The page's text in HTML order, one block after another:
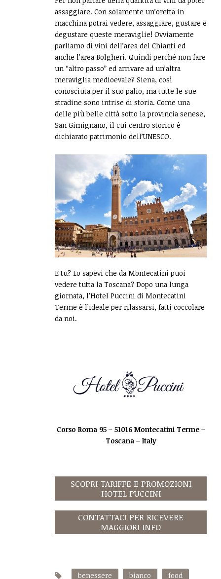
assaggiare. Con solamente un’oretta in
macchina potrai vedere, assaggiare, gustare e
degustare queste meraviglie! Ovviamente
parliamo di vini dell’area del Chianti ed
anche l’area Bolgheri. Quindi perché non fare
un “altro passo” ed arrivare ad un’altra
meraviglia medioevale? Siena, così
conosciuta per il suo palio, ma tutte le sue
stradine sono intrise di storia. Come una
delle più belle città sotto la provincia senese,
San Gimignano, il cui centro storico è
dichiarato patrimonio dell’UNESCO.
E tu? Lo sapevi che da Montecatini puoi
vedere tutta la Toscana? Dopo una lunga
giornata, l’Hotel Puccini di Montecatini
Terme è l’ideale per rilassarsi, fatti coccolare
da noi.
Corso Roma 95 – 51016 Montecatini Terme –
Toscana – Italy
SCOPRI TARIFFE E PROMOZIONI
HOTEL PUCCINI
CONTATTACI PER RICEVERE
MAGGIORI INFO
benessere bianco
food